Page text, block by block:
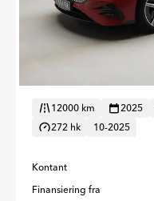
12000 km 2025
272 hk
10-2025
Kontant
Finansiering fra